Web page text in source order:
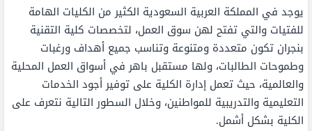
يوجد في المملكة العربية السعودية الكثير من الكليات الهامة
للفتيات والتي تفتح لهن سوق العمل، لتخصصات كلية التقنية
بنجران تكون متعددة ومتنوعة وتناسب جميع أهداف ورغبات
وطموحات الطالبات، ولها مستقبل باهر في أسواق العمل المحلية
والعالمية، حيث تعمل إدارة الكلية على توفير أجود الخدمات
التعليمية والتدريبية للمواطنين، وخلال السطور التالية نتعرف على
الكلية بشكل أشمل.